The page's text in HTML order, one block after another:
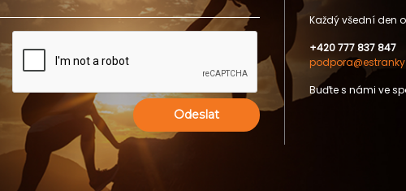
Odeslat
Každý všední den
+420 777 837 847
Buďte s námi ve